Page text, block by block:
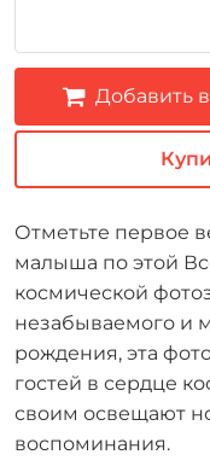
Добавить
Отметьте первое
малыша по этой
космической
незабываемого и
рождения, эта
гостей в сердце
своим освещают
воспоминания.